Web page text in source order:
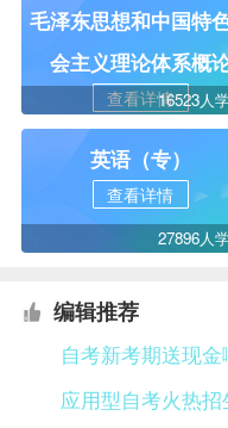
毛泽东思想和中国特
会主义理论体系概
查看详情16523人
英语（专）
查看详情
27896人
编辑推荐
自考新考期送现
应用型自考火热招